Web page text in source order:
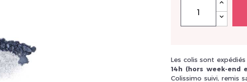
réinitialiser votre mot de passe Les colis sont
14h (hors week-end
Colissimo suivi, remis